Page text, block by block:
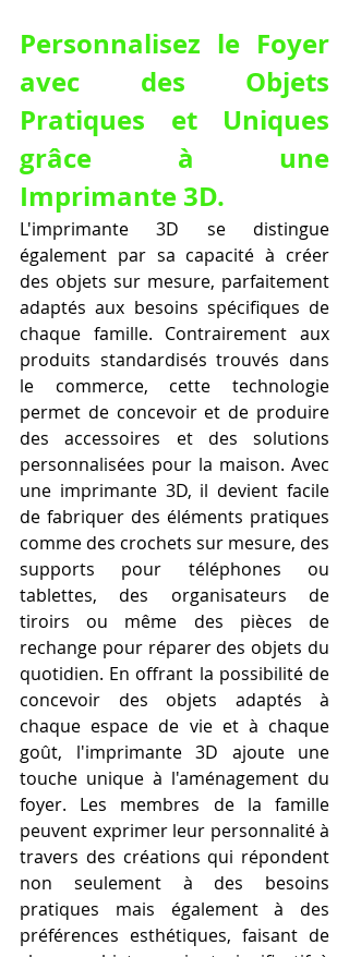
Personnalisez le Foyer
avec des Objets
Pratiques et Uniques
grâce à une
Imprimante 3D.
L'imprimante 3D se distingue
également par sa capacité à créer
des objets sur mesure, parfaitement
adaptés aux besoins spécifiques de
chaque famille. Contrairement aux
produits standardisés trouvés dans
le commerce, cette technologie
permet de concevoir et de produire
des accessoires et des solutions
personnalisées pour la maison. Avec
une imprimante 3D, il devient facile
de fabriquer des éléments pratiques
comme des crochets sur mesure, des
supports pour téléphones ou
tablettes, des organisateurs de
tiroirs ou même des pièces de
rechange pour réparer des objets du
quotidien. En offrant la possibilité de
concevoir des objets adaptés à
chaque espace de vie et à chaque
goût, l'imprimante 3D ajoute une
touche unique à l'aménagement du
foyer. Les membres de la famille
peuvent exprimer leur personnalité à
travers des créations qui répondent
non seulement à des besoins
pratiques mais également à des
préférences esthétiques, faisant de